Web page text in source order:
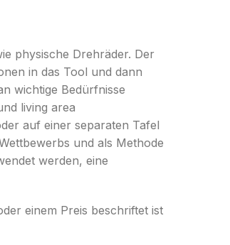
physische Drehräder. Der
in das Tool und dann
wichtige Bedürfnisse
living area
auf einer separaten Tafel
und als Methode
werden, eine
einem Preis beschriftet ist